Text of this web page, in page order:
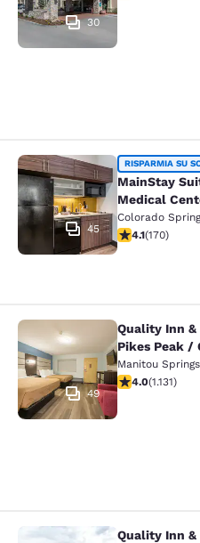
30
MainStay Suites
45
RISPARMIA SU
MainStay
Medical
Colorado
Valutazione di
4.1(170)
Quality Inn &
49
Quality Inn
Pikes Peak /
Manitou Springs
Valutazione di
4.0(1.131)
Quality Inn &